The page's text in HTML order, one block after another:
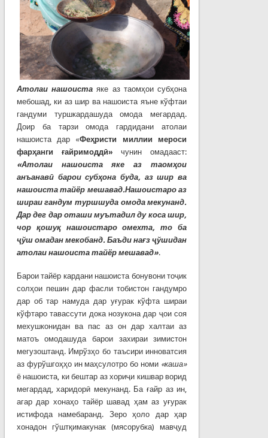
Атолаи нашоиста яке аз таомҳои субҳона
мебошад, ки аз шир ва нашоиста яъне кўфтаи
гандуми туршкардашуда омода мегардад.
Доир ба тарзи омода гардидани атолаи
нашоиста дар «Феҳристи миллии мероси
фарҳанги ғайримоддӣ» чунин омадааст:
«Атолаи нашоиста яке аз таомҳои
анъанавӣ барои субҳона буда, аз шир ва
нашоиста тайёр мешавад.Нашоистаро аз
шираи гандум туршшуда омода мекунанд.
Дар дег дар оташи муътадил ду коса шир,
чор қошуқ нашоистаро омехта, то ба
ҷўш омадан мекобанд. Баъди нағз ҷўшидан
атолаи нашоиста тайёр мешавад».
Барои тайёр кардани нашоиста бонувони тоҷик
солҳои пешин дар фасли тобистон гандумро
дар об тар намуда дар уғурак кўфта шираи
кўфтаро тавассути дока нозукона дар ҷои соя
мехушконидан ва пас аз он дар халтаи аз
матоъ омодашуда барои захираи зимистон
мегузоштанд. Имрўзҳо бо таъсири инноватсия
аз фурўшгоҳҳо ин маҳсулотро бо номи «каша»
ё нашоиста, ки бештар аз хориҷи кишвар ворид
мегардад, харидорӣ мекунанд. Ба ғайр аз ин,
агар дар хонаҳо тайёр шавад ҳам аз уғурак
истифода намебаранд. Зеро ҳоло дар ҳар
хонадон гўштқимакунак (мясорубка) мавҷуд